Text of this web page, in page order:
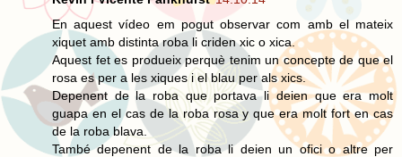
En aquest vídeo em pogut observar com amb el mateix
xiquet amb distinta roba li criden xic o xica.
Aquest fet es produeix perquè tenim un concepte de que el
rosa es per a les xiques i el blau per als xics.
Depenent de la roba que portava li deien que era molt
guapa en el cas de la roba rosa y que era molt fort en cas
de la roba blava.
També depenent de la roba li deien un ofici o altre per